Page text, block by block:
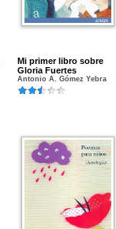
Mi primer libro sobre
Gloria Fuertes
Antonio A. Gómez Yebra